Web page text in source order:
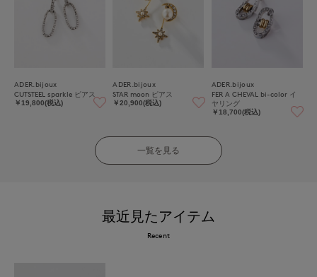
ADER.bijoux
CUTSTEEL sparkle ピアス
￥19,800(税込)
ADER.bijoux
STAR moon ピアス
￥20,900(税込)
ADER.bijoux
FER A CHEVAL bi-color イ
ヤリング
￥18,700(税込)
一覧を見る
最近見たアイテム
Recent